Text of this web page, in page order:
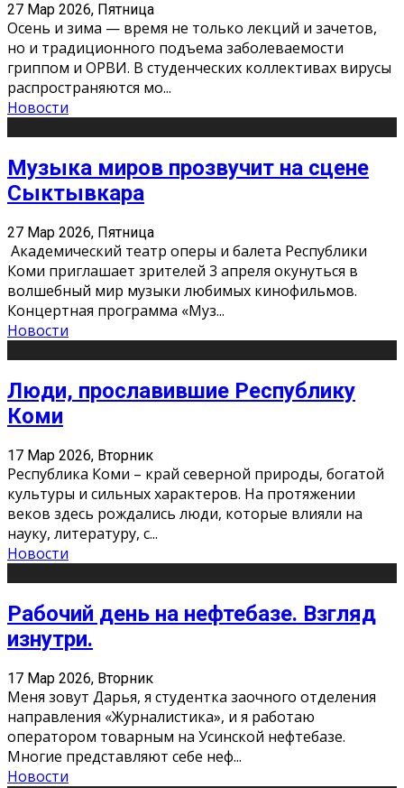
27 Мар 2026, Пятница
Осень и зима — время не только лекций и зачетов,
но и традиционного подъема заболеваемости
гриппом и ОРВИ. В студенческих коллективах вирусы
распространяются мо...
Новости
Музыка миров прозвучит на сцене
Сыктывкара
27 Мар 2026, Пятница
Академический театр оперы и балета Республики
Коми приглашает зрителей 3 апреля окунуться в
волшебный мир музыки любимых кинофильмов.
Концертная программа «Муз...
Новости
Люди, прославившие Республику
Коми
17 Мар 2026, Вторник
Республика Коми – край северной природы, богатой
культуры и сильных характеров. На протяжении
веков здесь рождались люди, которые влияли на
науку, литературу, с...
Новости
Рабочий день на нефтебазе. Взгляд
изнутри.
17 Мар 2026, Вторник
Меня зовут Дарья, я студентка заочного отделения
направления «Журналистика», и я работаю
оператором товарным на Усинской нефтебазе.
Многие представляют себе неф...
Новости